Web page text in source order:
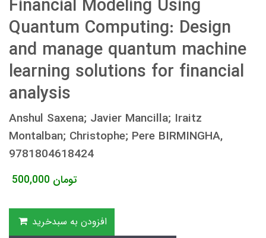
Financial Modeling Using
Quantum Computing: Design
and manage quantum machine
learning solutions for financial
analysis
Anshul Saxena; Javier Mancilla; Iraitz
Montalban; Christophe; Pere BIRMINGHA,
9781804618424
500,000 تومان
افزودن به سبدخرید